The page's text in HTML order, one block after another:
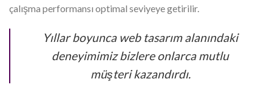
çalışma performansı optimal seviyeye getirilir.
Yıllar boyunca web tasarım alanındaki
deneyimimiz bizlere onlarca mutlu
müşteri kazandırdı.